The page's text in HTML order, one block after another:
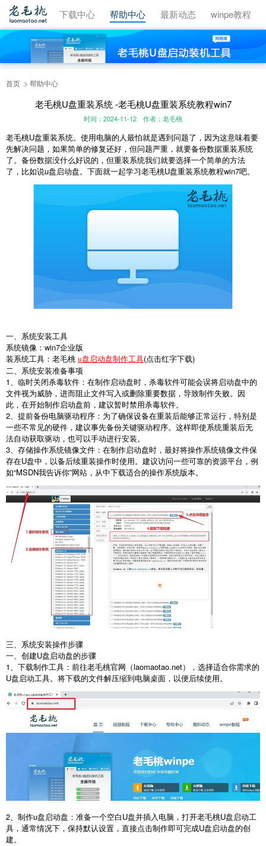
视频教程 下载中心 帮助中心 最新动态 winpe教程
首页 帮助中心
老毛桃U盘重装系统 -老毛桃U盘重装系统教程win7
时间：2024-11-12 作者：老毛桃
老毛桃U盘重装系统。使用电脑的人最怕就是遇到问题了，因为这意味着要
先解决问题，如果简单的修复还好，但问题严重，就要备份数据重装系统
了。备份数据没什么好说的，但重装系统我们就要选择一个简单的方法
了，比如说u盘启动盘。下面就一起学习老毛桃U盘重装系统教程win7吧。
一、系统安装工具
系统镜像： win7企业版
装系统工具：老毛桃 u盘启动盘制作工具(点击红字下载)
二、系统安装准备事项
1、临时关闭杀毒软件：在制作启动盘时，杀毒软件可能会误将启动盘中的
文件视为威胁，进而阻止文件写入或删除重要数据，导致制作失败。因
此，在开始制作启动盘前，建议暂时禁用杀毒软件。
2、提前备份电脑驱动程序：为了确保设备在重装后能够正常运行，特别是
一些不常见的硬件，建议事先备份关键驱动程序。这样即使系统重装后无
法自动获取驱动，也可以手动进行安装。
3、存储操作系统镜像文件：在制作启动盘时，最好将操作系统镜像文件保
存在U盘中，以备后续重装操作时使用。建议访问一些可靠的资源平台，例
如“MSDN我告诉你”网站，从中下载适合的操作系统版本。
三、系统安装操作步骤
一、创建U盘启动盘的步骤
1
、下载制作工具：前往老毛桃官网（laomaotao.net），选择适合你需求的
U盘启动工具。将下载的文件解压缩到电脑桌面，以便后续使用。
2、制作u盘启动盘：准备一个空白U盘并插入电脑，打开老毛桃U盘启动工
具，通常情况下，保持默认设置，直接点击制作即可完成U盘启动盘的创
建。